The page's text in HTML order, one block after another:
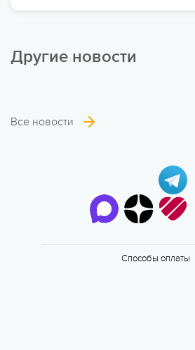
Другие новости
Все новости
Способы оплаты